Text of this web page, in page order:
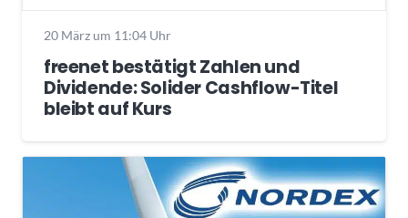
20 März um 11:04 Uhr
freenet bestätigt Zahlen und
Dividende: Solider Cashflow-Titel
bleibt auf Kurs